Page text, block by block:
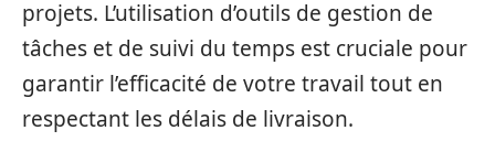
projets. L’utilisation d’outils de gestion de
tâches et de suivi du temps est cruciale pour
garantir l’efficacité de votre travail tout en
respectant les délais de livraison.